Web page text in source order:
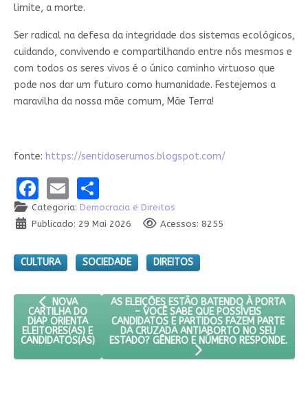
limite, a morte.
Ser radical na defesa da integridade dos sistemas ecológicos,
cuidando, convivendo e compartilhando entre nós mesmos e
com todos os seres vivos é o único caminho virtuoso que
pode nos dar um futuro como humanidade. Festejemos a
maravilha da nossa mãe comum, Mãe Terra!
fonte: https://sentidoserumos.blogspot.com/
Facebook
EmailShare
Categoria: Democracia e Direitos
Publicado: 29 Mai 2026
Acessos: 8255
CULTURA SOCIEDADE DIREITOS
ARTIGO ANTERIOR: NOVA CARTILHA DO DIAP ORIENTA
NOVA
CARTILHA DO
DIAP ORIENTA
ELEITORES(AS) E
CANDIDATOS(AS)
PRÓXIMO ARTIGO: AS ELEIÇÕES ESTÃO
AS ELEIÇÕES ESTÃO BATENDO À PORTA
– VOCÊ SABE QUE POSSÍVEIS
CANDIDATOS E PARTIDOS FAZEM PARTE
DA CRUZADA ANTIABORTO NO SEU
ESTADO? GÊNERO E NÚMERO RESPONDE.